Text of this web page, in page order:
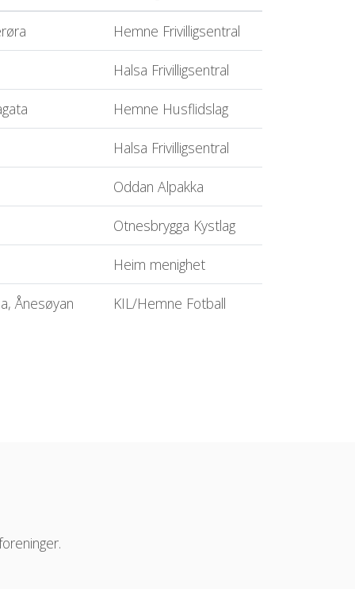
Hemne Frivilligsentral
Halsa Frivilligsentral
Hemne Husflidslag
Halsa Frivilligsentral
Oddan Alpakka
Otnesbrygga Kystlag
Heim menighet
Ånesøyan KIL/Hemne Fotball